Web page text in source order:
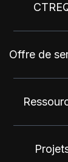
Offre de